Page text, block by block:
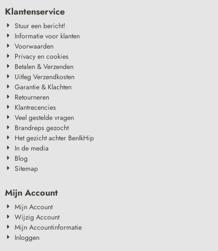
Klantenservice
Stuur een bericht!
Informatie voor klanten
Voorwaarden
Privacy en cookies
Betalen & Verzenden
Uitleg Verzendkosten
Garantie & Klachten
Retourneren
Klantrecencies
Veel gestelde vragen
Brandreps gezocht
Het gezicht achter BenIkHip
In de media
Blog
Sitemap
Mijn Account
Mijn Account
Wijzig Account
Mijn Accountinformatie
Inloggen